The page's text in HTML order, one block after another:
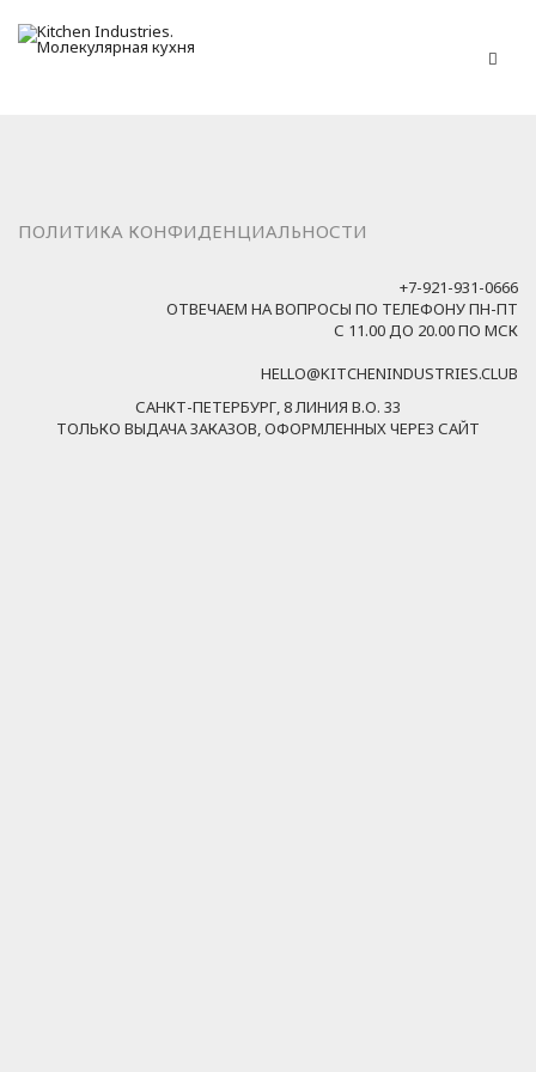
ПОЛИТИКА КОНФИДЕНЦИАЛЬНОСТИ
САНКТ-ПЕТЕРБУРГ, 8 ЛИНИЯ В.О. 33
ТОЛЬКО ВЫДАЧА ЗАКАЗОВ, ОФОРМЛЕННЫХ ЧЕРЕЗ САЙТ
+7-921-931-0666
ОТВЕЧАЕМ НА ВОПРОСЫ ПО ТЕЛЕФОНУ ПН-ПТ
С 11.00 ДО 20.00 ПО МСК
HELLO@KITCHENINDUSTRIES.CLUB